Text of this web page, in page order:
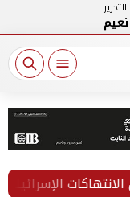
الإسرائيلية